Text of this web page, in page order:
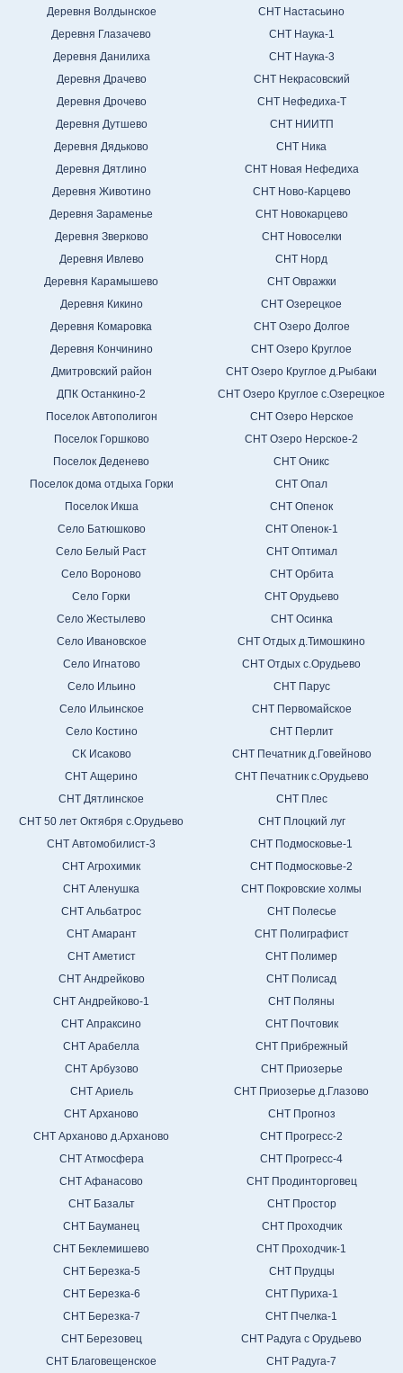
Деревня Волдынское
Деревня Глазачево
Деревня Данилиха
Деревня Драчево
Деревня Дрочево
Деревня Дутшево
Деревня Дядьково
Деревня Дятлино
Деревня Животино
Деревня Зараменье
Деревня Зверково
Деревня Ивлево
Деревня Карамышево
Деревня Кикино
Деревня Комаровка
Деревня Кончинино
Дмитровский район
ДПК Останкино-2
Поселок Автополигон
Поселок Горшково
Поселок Деденево
Поселок дома отдыха Горки
Поселок Икша
Село Батюшково
Село Белый Раст
Село Вороново
Село Горки
Село Жестылево
Село Ивановское
Село Игнатово
Село Ильино
Село Ильинское
Село Костино
СК Исаково
СНТ Ащерино
СНТ Дятлинское
СНТ 50 лет Октября с.Орудьево
СНТ Автомобилист-3
СНТ Агрохимик
СНТ Аленушка
СНТ Альбатрос
СНТ Амарант
СНТ Аметист
СНТ Андрейково
СНТ Андрейково-1
СНТ Апраксино
СНТ Арабелла
СНТ Арбузово
СНТ Ариель
СНТ Арханово
СНТ Арханово д.Арханово
СНТ Атмосфера
СНТ Афанасово
СНТ Базальт
СНТ Бауманец
СНТ Беклемишево
СНТ Березка-5
СНТ Березка-6
СНТ Березка-7
СНТ Березовец
СНТ Благовещенское
СНТ Настасьино
СНТ Наука-1
СНТ Наука-3
СНТ Некрасовский
СНТ Нефедиха-Т
СНТ НИИТП
СНТ Ника
СНТ Новая Нефедиха
СНТ Ново-Карцево
СНТ Новокарцево
СНТ Новоселки
СНТ Норд
СНТ Овражки
СНТ Озерецкое
СНТ Озеро Долгое
СНТ Озеро Круглое
СНТ Озеро Круглое д.Рыбаки
СНТ Озеро Круглое с.Озерецкое
СНТ Озеро Нерское
СНТ Озеро Нерское-2
СНТ Оникс
СНТ Опал
СНТ Опенок
СНТ Опенок-1
СНТ Оптимал
СНТ Орбита
СНТ Орудьево
СНТ Осинка
СНТ Отдых д.Тимошкино
СНТ Отдых с.Орудьево
СНТ Парус
СНТ Первомайское
СНТ Перлит
СНТ Печатник д.Говейново
СНТ Печатник с.Орудьево
СНТ Плес
СНТ Плоцкий луг
СНТ Подмосковье-1
СНТ Подмосковье-2
СНТ Покровские холмы
СНТ Полесье
СНТ Полиграфист
СНТ Полимер
СНТ Полисад
СНТ Поляны
СНТ Почтовик
СНТ Прибрежный
СНТ Приозерье
СНТ Приозерье д.Глазово
СНТ Прогноз
СНТ Прогресс-2
СНТ Прогресс-4
СНТ Продинторговец
СНТ Простор
СНТ Проходчик
СНТ Проходчик-1
СНТ Прудцы
СНТ Пуриха-1
СНТ Пчелка-1
СНТ Радуга с Орудьево
СНТ Радуга-7